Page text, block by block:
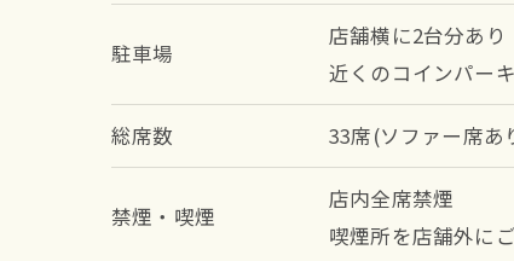
駐車場
店舗横に2台分あり
近くのコインパー
総席数 33席(ソファー席あ
禁煙・喫煙
店内全席禁煙
喫煙所を店舗外に